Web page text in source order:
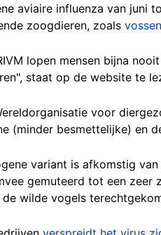
aviaire influenza van juni
zoogdieren, zoals vossen
lopen mensen bijna
staat op de website te
voor
(minder besmettelijke) en
variant is afkomstig
gemuteerd tot een
wilde vogels